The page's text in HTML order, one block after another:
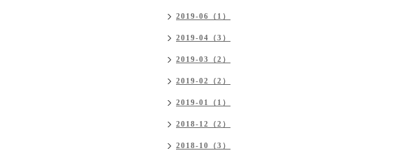
2019-06（1）
2019-04（3）
2019-03（2）
2019-02（2）
2019-01（1）
2018-12（2）
2018-10（3）